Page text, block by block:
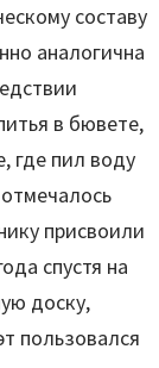
составу
аналогична
в бювете,
где пил воду
присвоили
спустя на
доску,
пользовался